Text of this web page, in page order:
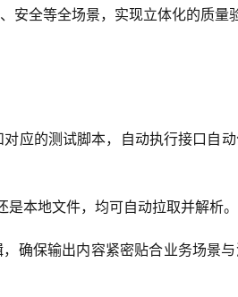
全等全场景，实现立体化的质量
应的测试脚本，自动执行接口自
本地文件，均可自动拉取并解析。
确保输出内容紧密贴合业务场景与